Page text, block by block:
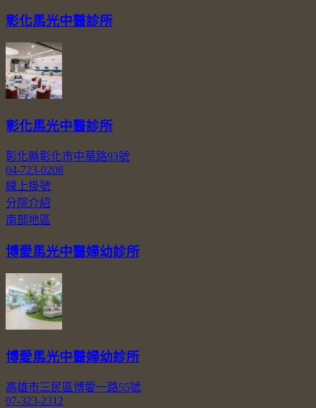
彰化馬光中醫診所
彰化馬光中醫診所
彰化縣彰化市中華路93號
04-723-0208
線上掛號
分院介紹
南部地區
博愛馬光中醫婦幼診所
博愛馬光中醫婦幼診所
高雄市三民區博愛一路55號
07-323-2312